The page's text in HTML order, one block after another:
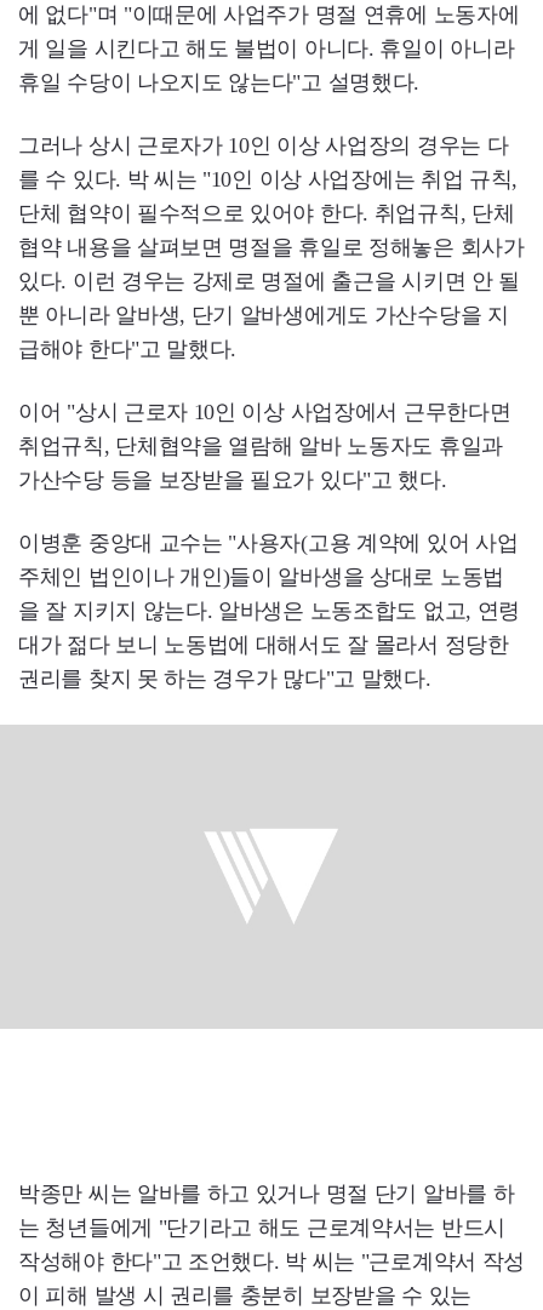
에 없다"며 "이때문에 사업주가 명절 연휴에 노동자에
게 일을 시킨다고 해도 불법이 아니다. 휴일이 아니라
휴일 수당이 나오지도 않는다"고 설명했다.
그러나 상시 근로자가 10인 이상 사업장의 경우는 다
를 수 있다. 박 씨는 "10인 이상 사업장에는 취업 규칙,
단체 협약이 필수적으로 있어야 한다. 취업규칙, 단체
협약 내용을 살펴보면 명절을 휴일로 정해놓은 회사가
있다. 이런 경우는 강제로 명절에 출근을 시키면 안 될
뿐 아니라 알바생, 단기 알바생에게도 가산수당을 지
급해야 한다"고 말했다.
이어 "상시 근로자 10인 이상 사업장에서 근무한다면
취업규칙, 단체협약을 열람해 알바 노동자도 휴일과
가산수당 등을 보장받을 필요가 있다"고 했다.
이병훈 중앙대 교수는 "사용자(고용 계약에 있어 사업
주체인 법인이나 개인)들이 알바생을 상대로 노동법
을 잘 지키지 않는다. 알바생은 노동조합도 없고, 연령
대가 젊다 보니 노동법에 대해서도 잘 몰라서 정당한
권리를 찾지 못 하는 경우가 많다"고 말했다.
박종만 씨는 알바를 하고 있거나 명절 단기 알바를 하
는 청년들에게 "단기라고 해도 근로계약서는 반드시
작성해야 한다"고 조언했다. 박 씨는 "근로계약서 작성
이 피해 발생 시 권리를 충분히 보장받을 수 있는